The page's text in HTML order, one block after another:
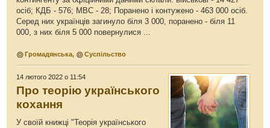
осіб; КДБ - 576; МВС - 28; Поранено і контужено - 463 000 осіб.
Серед них українців загинуло біля 3 000, поранено - біля 11
000, з них біля 5 000 повернулися ...
Громадянська, Суспільство
14 лютого 2022 о 11:54
Про теорію українського
кохання
У своїй книжці "Теорія українського